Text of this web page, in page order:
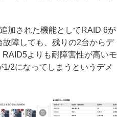
加された機能としてRAID 6が
障しても、残りの2台からデ
よりも耐障害性が高いモ
2になってしまうというデメ